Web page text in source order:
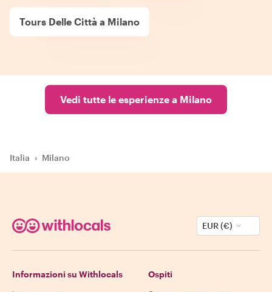
Tours Delle Città a Milano
Vedi tutte le esperienze a Milano
Italia › Milano
EUR (€)
Informazioni su Withlocals Ospiti